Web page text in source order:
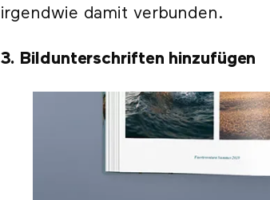
irgendwie damit verbunden.
3. Bildunterschriften hinzufügen